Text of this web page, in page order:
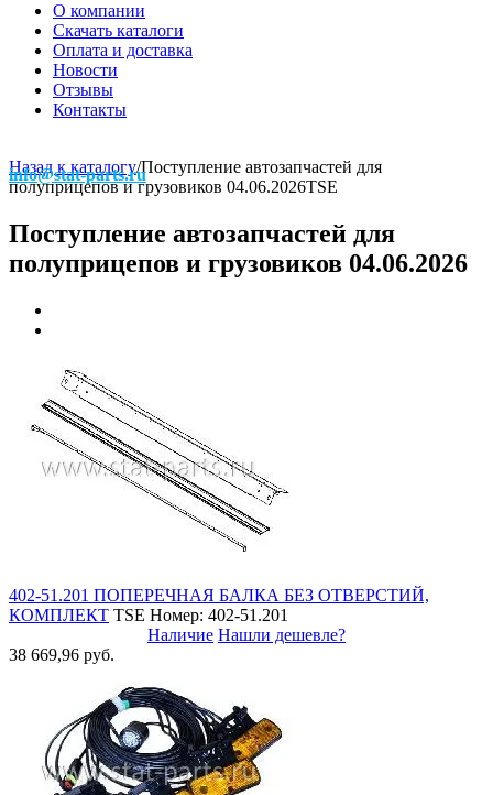
О компании
Скачать каталоги
Оплата и доставка
Новости
Отзывы
Контакты
info@stat-parts.ru
Назад к каталогу/Поступление автозапчастей для
полуприцепов и грузовиков 04.06.2026TSE
Поступление автозапчастей для
полуприцепов и грузовиков 04.06.2026
402-51.201 ПОПЕРЕЧНАЯ БАЛКА БЕЗ ОТВЕРСТИЙ,
КОМПЛЕКТ TSE Номер: 402-51.201
Наличие Нашли дешевле?
38 669,96 руб.